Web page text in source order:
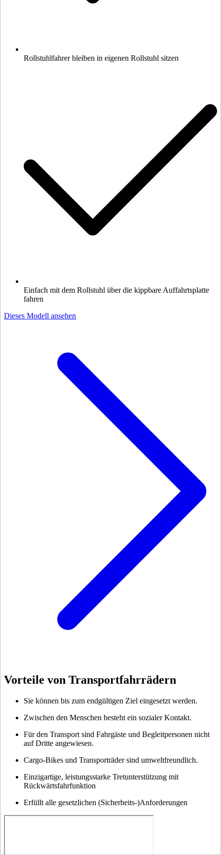
Rollstuhlfahrer bleiben in eigenen Rollstuhl sitzen
Einfach mit dem Rollstuhl über die kippbare Auffahrtsplatte
fahren
Dieses Modell ansehen
Vorteile von Transportfahrrädern
Sie können bis zum endgültigen Ziel eingesetzt werden.
Zwischen den Menschen besteht ein sozialer Kontakt.
Für den Transport sind Fahrgäste und Begleitpersonen nicht
auf Dritte angewiesen.
Cargo-Bikes und Transporträder sind umweltfreundlich.
Einzigartige, leistungsstarke Tretunterstützung mit
Rückwärtsfahrfunktion
Erfüllt alle gesetzlichen (Sicherheits-)Anforderungen